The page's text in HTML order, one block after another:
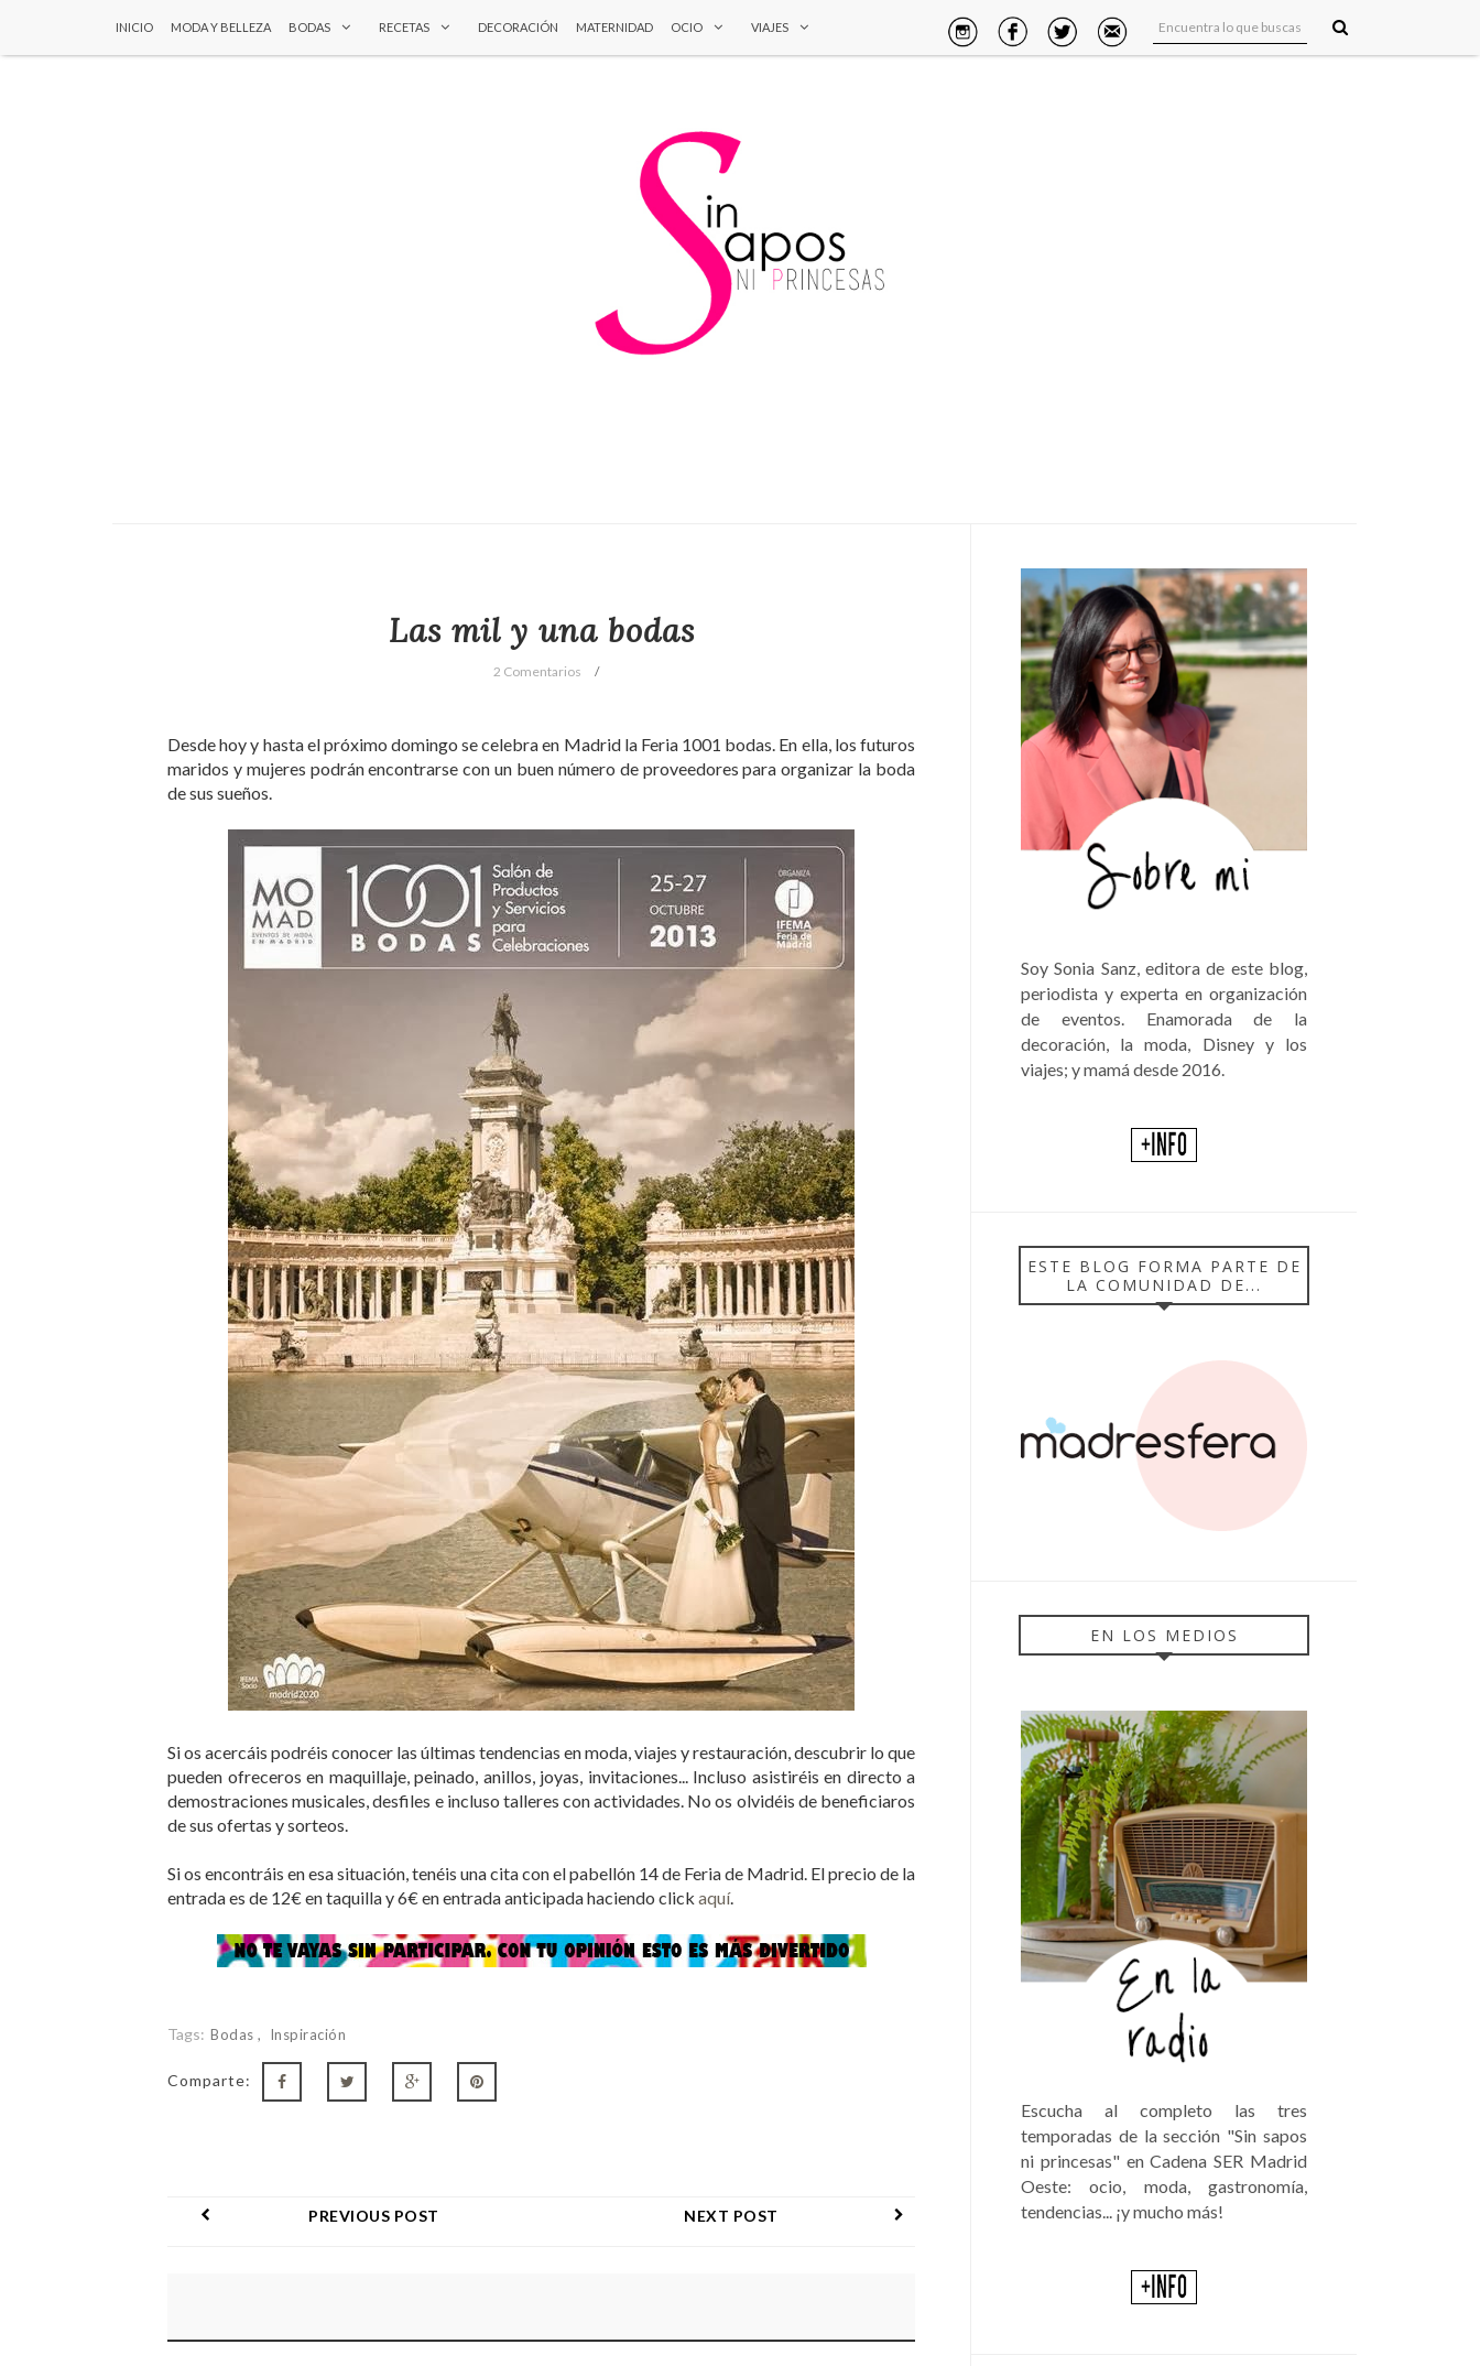
INICIO MODA Y BELLEZA BODAS RECETAS DECORACIÓN MATERNIDAD OCIO VIAJES
Las mil y una bodas
2 Comentarios
Desde hoy y hasta el próximo domingo se celebra en Madrid la Feria 1001 bodas. En ella, los futuros
maridos y mujeres podrán encontrarse con un buen número de proveedores para organizar la boda
de sus sueños.
Si os acercáis podréis conocer las últimas tendencias en moda, viajes y restauración, descubrir lo que
pueden ofreceros en maquillaje, peinado, anillos, joyas, invitaciones... Incluso asistiréis en directo a
demostraciones musicales, desfiles e incluso talleres con actividades. No os olvidéis de beneficiaros
de sus ofertas y sorteos.
Si os encontráis en esa situación, tenéis una cita con el pabellón 14 de Feria de Madrid. El precio de la
entrada es de 12€ en taquilla y 6€ en entrada anticipada haciendo click aquí.
Tags: Bodas Inspiración
Comparte:
NEXT POST
PREVIOUS POST
Soy Sonia Sanz, editora de este blog,
periodista y experta en organización
de eventos. Enamorada de la
decoración, la moda, Disney y los
viajes; y mamá desde 2016.
ESTE BLOG FORMA PARTE DE
LA COMUNIDAD DE...
EN LOS MEDIOS
Escucha al completo las tres
temporadas de la sección "Sin sapos
ni princesas" en Cadena SER Madrid
Oeste: ocio, moda, gastronomía,
tendencias... ¡y mucho más!